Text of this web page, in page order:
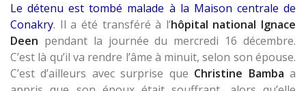
Le détenu est tombé malade à la Maison centrale de
Conakry. Il a été transféré à l’hôpital national Ignace
Deen pendant la journée du mercredi 16 décembre.
C’est là qu’il va rendre l’âme à minuit, selon son épouse.
C’est d’ailleurs avec surprise que Christine Bamba a